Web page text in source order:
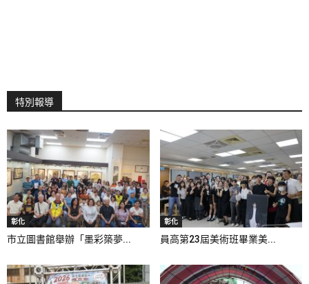
特別報導
彰化
市立圖書館舉辦「墨彩築夢...
彰化
員高第23屆美術班畢業美...